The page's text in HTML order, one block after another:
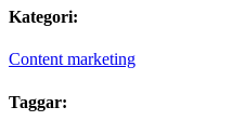
Kategori:
Content marketing
Taggar: